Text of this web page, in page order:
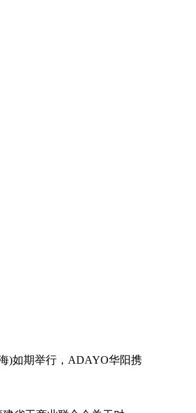
)如期举行，ADAYO华阳携